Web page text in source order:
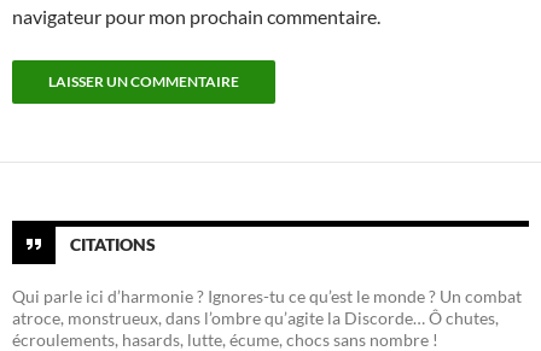
navigateur pour mon prochain commentaire.
CITATIONS
Qui parle ici d’harmonie ? Ignores-tu ce qu’est le monde ? Un combat
atroce, monstrueux, dans l’ombre qu’agite la Discorde… Ô chutes,
écroulements, hasards, lutte, écume, chocs sans nombre !